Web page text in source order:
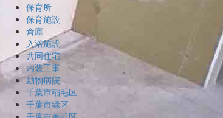
保育所
保育施設
倉庫
入浴施設
共同住宅
内装工事
動物病院
千葉市稲毛区
千葉市緑区